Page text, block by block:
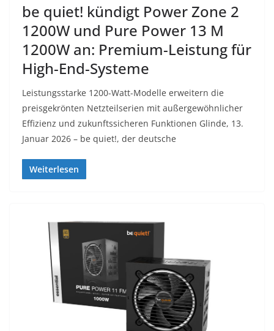
be quiet! kündigt Power Zone 2
1200W und Pure Power 13 M
1200W an: Premium-Leistung für
High-End-Systeme
Leistungsstarke 1200-Watt-Modelle erweitern die
preisgekrönten Netzteilserien mit außergewöhnlicher
Effizienz und zukunftssicheren Funktionen Glinde, 13.
Januar 2026 – be quiet!, der deutsche
Weiterlesen